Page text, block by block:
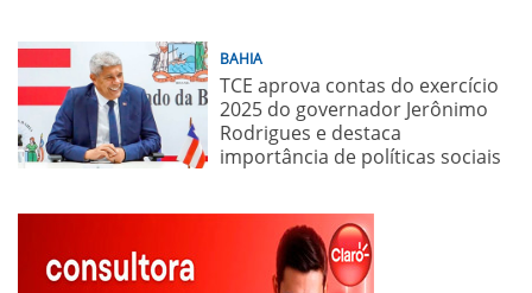
BAHIA
TCE aprova contas do exercício
2025 do governador Jerônimo
Rodrigues e destaca
importância de políticas sociais